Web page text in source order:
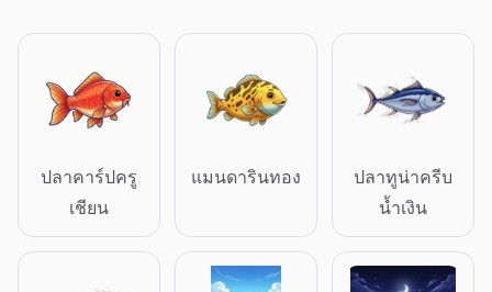
ปลาคาร์ปครู
เชียน
แมนดารินทอง
ปลาทูน่าครีบ
น้ำเงิน